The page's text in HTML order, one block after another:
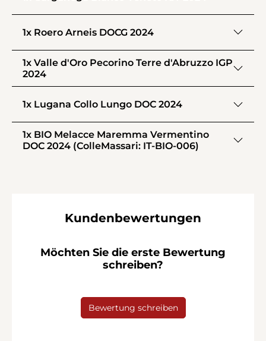
1x Roero Arneis DOCG 2024
1x Valle d'Oro Pecorino Terre d'Abruzzo IGP
2024
1x Lugana Collo Lungo DOC 2024
1x BIO Melacce Maremma Vermentino
DOC 2024 (ColleMassari: IT-BIO-006)
Kundenbewertungen
Möchten Sie die erste Bewertung
schreiben?
Bewertung schreiben